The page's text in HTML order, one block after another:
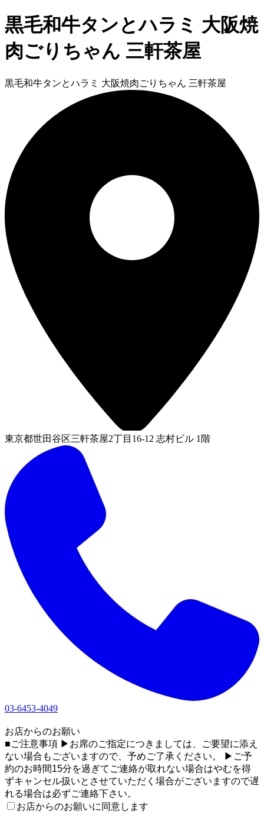
黒毛和牛タンとハラミ 大阪焼
肉ごりちゃん 三軒茶屋
黒毛和牛タンとハラミ 大阪焼肉ごりちゃん 三軒茶屋
東京都世田谷区三軒茶屋2丁目16-12 志村ビル 1階
03-6453-4049
お店からのお願い
■ご注意事項 ▶お席のご指定につきましては、ご要望に添え
ない場合もございますので、予めご了承ください。 ▶ご予
約のお時間15分を過ぎてご連絡が取れない場合はやむを得
ずキャンセル扱いとさせていただく場合がございますので遅
れる場合は必ずご連絡下さい。
お店からのお願いに同意します